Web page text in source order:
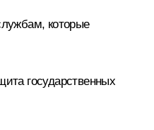
которые
государственных